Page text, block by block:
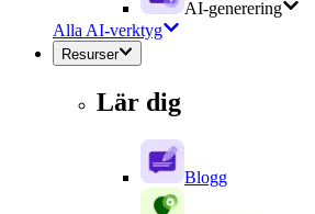
AI-generering
Alla AI-verktyg
Resurser
Lär dig
Blogg